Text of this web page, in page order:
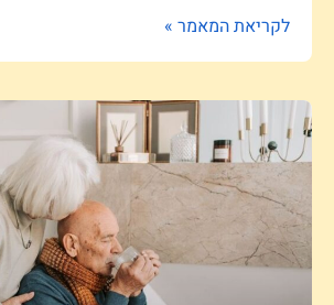
לקריאת המאמר »